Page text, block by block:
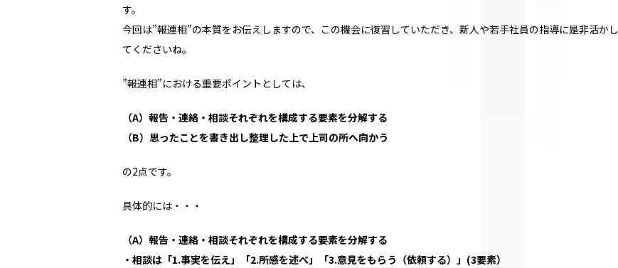
す。
今回は”報連相”の本質をお伝えしますので、この機会に復習していただき、新人や若手社員の指導に是非活かし
てくださいね。
”報連相”における重要ポイントとしては、
（A）報告・連絡・相談それぞれを構成する要素を分解する
（B）思ったことを書き出し整理した上で上司の所へ向かう
の2点です。
具体的には・・・
（A）報告・連絡・相談それぞれを構成する要素を分解する
・相談は「1.事実を伝え」「2.所感を述べ」「3.意見をもらう（依頼する）」(3要素）